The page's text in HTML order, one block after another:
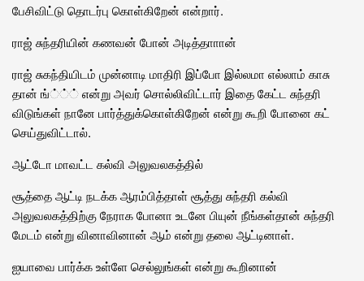
பேசிவிட்டு தொடர்பு கொள்கிறேன் என்றார்.
ராஜ் சுந்தரியின் கணவன் போன் அடித்தாாான்
ராஜ் சுகந்தியிடம் முன்னாடி மாதிரி இப்போ இல்லமா எல்லாம் காசு
தான் ங்்்் என்று அவர் சொல்லிவிட்டார் இதை கேட்ட சுந்தரி
விடுங்கள் நானே பார்த்துக்கொள்கிறேன் என்று கூறி போனை கட்
செய்துவிட்டால்.
ஆட்டோ மாவட்ட கல்வி அலுவலகத்தில்
சூத்தை ஆட்டி நடக்க ஆரம்பித்தாள் சூத்து சுந்தரி கல்வி
அலுவலகத்திற்கு நேராக போனா உடனே பியுன் நீங்கள்தான் சுந்தரி
மேடம் என்று வினாவினான் ஆம் என்று தலை ஆட்டினாள்.
ஐயாவை பார்க்க உள்ளே செல்லுங்கள் என்று கூறினான்